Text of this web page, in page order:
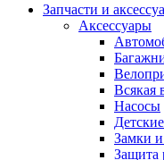
Запчасти и
Аксессуары
Всякая
Насосы
Замки
Защита